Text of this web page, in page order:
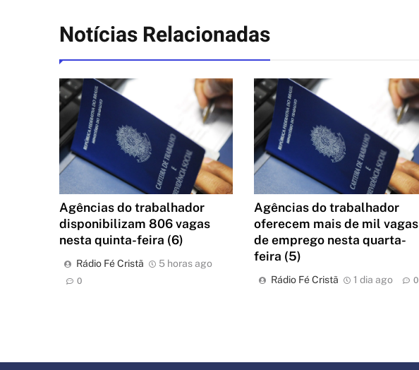
Notícias Relacionadas
Agências do trabalhador
disponibilizam 806 vagas
nesta quinta-feira (6)
Rádio Fé Cristã 5 horas ago
0
Agências do trabalhador
oferecem mais de mil vagas
de emprego nesta quarta-
feira (5)
Rádio Fé Cristã 1 dia ago 0